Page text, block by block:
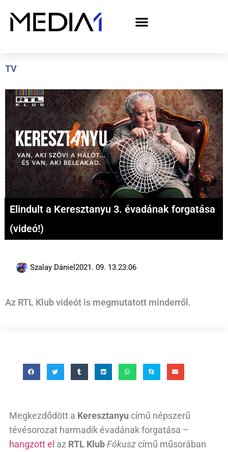
TV
Elindult a Keresztanyu 3. évadának forgatása
(videó!)
Szalay Dániel 2021. 09. 13.23:06
Az RTL Klub videót is megmutatott minderről.
Megkezdődött a Keresztanyu című népszerű
tévésorozat harmadik évadának forgatása –
hangzott el az RTL KlubFókusz című műsorában